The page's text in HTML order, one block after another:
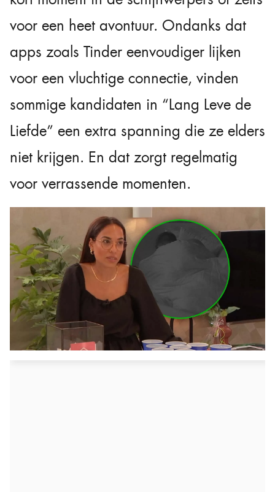
voor een heet avontuur. Ondanks dat
apps zoals Tinder eenvoudiger lijken
voor een vluchtige connectie, vinden
sommige kandidaten in “Lang Leve de
Liefde” een extra spanning die ze elders
niet krijgen. En dat zorgt regelmatig
voor verrassende momenten.